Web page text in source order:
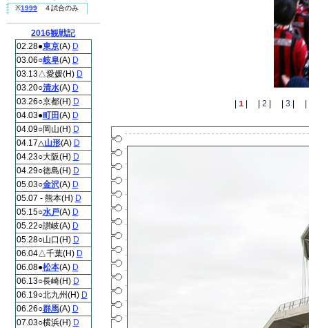
※1999 ４試合のみ
2016観戦記
02.28●東京(A) D
03.06○岐阜(A) D
03.13△愛媛(H) D
03.20○清水(A) D
03.26○京都(H) D
04.03●町田(A) D
04.09○岡山(H) D
04.17△山形(A) D
04.23○大阪(H) D
04.29○徳島(H) D
05.03○金沢(A) D
05.07 - 熊本(H) D
05.15○水戸(A) D
05.22○讃岐(A) D
05.28○山口(H) D
06.04△千葉(H) D
06.08●松本(A) D
06.13○長崎(H) D
06.19○北九州(H) D
06.26○群馬(A) D
07.03○横浜(H) D
1 2 3